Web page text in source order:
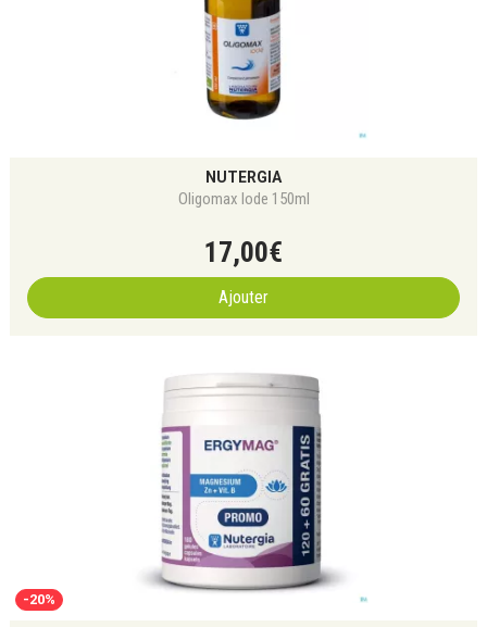
NUTERGIA
Oligomax Iode 150ml
17,00€
Ajouter
-20%